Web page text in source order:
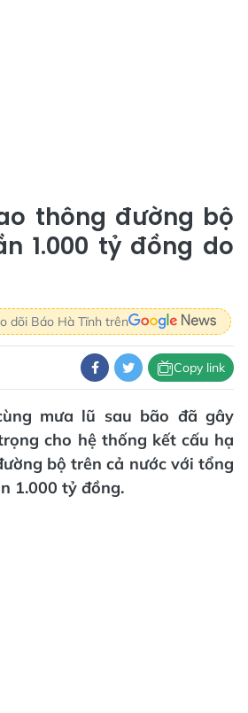
thông đường bộ
1.000 tỷ đồng do
dõi Báo Hà Tĩnh trên
Copy link
mưa lũ sau bão đã gây
cho hệ thống kết cấu hạ
bộ trên cả nước với tổng
1.000 tỷ đồng.